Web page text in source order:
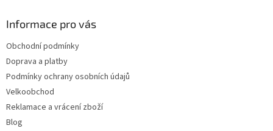
Informace pro vás
Obchodní podmínky
Doprava a platby
Podmínky ochrany osobních údajů
Velkoobchod
Reklamace a vrácení zboží
Blog